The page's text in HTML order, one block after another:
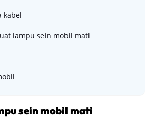
kabel
lampu sein mobil mati
sein mobil mati